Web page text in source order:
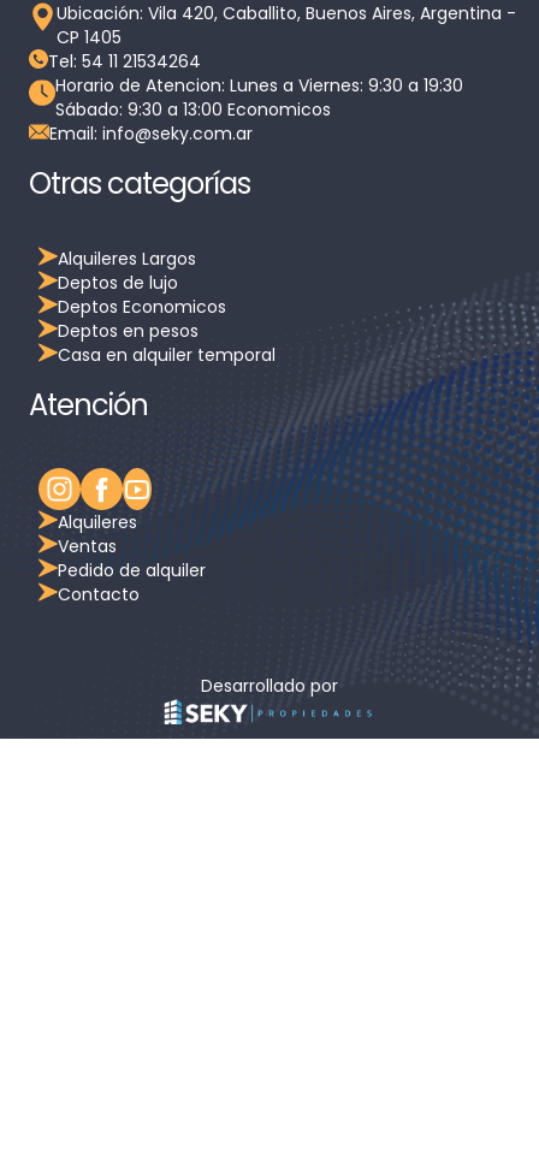
Ubicación: Vila 420, Caballito, Buenos Aires, Argentina -
CP 1405
Tel: 54 11 21534264
Horario de Atencion: Lunes a Viernes: 9:30 a 19:30
Sábado: 9:30 a 13:00 Economicos
Email: info@seky.com.ar
Otras categorías
Alquileres Largos
Deptos de lujo
Deptos Economicos
Deptos en pesos
Casa en alquiler temporal
Atención
Alquileres
Ventas
Pedido de alquiler
Contacto
Desarrollado por